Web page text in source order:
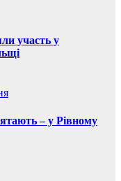
участь у
– у Рівному